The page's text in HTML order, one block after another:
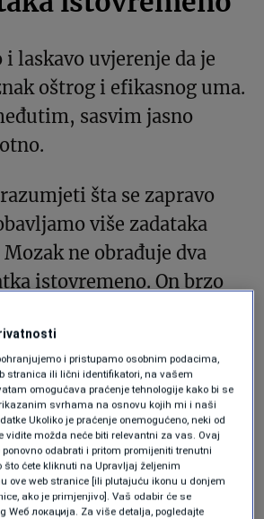
laskavo uvjerenje da je
oštrog i efikasnog uma.
sasvim jasno
šta se zapravo
više zadataka
ne obrađuje dva
istovremeno. On brzo
u pažnji. Zadatak koji ste
ostaje u podsvijesti,
onim na što se pokušavate
Rezultat je vrsta stalne
istraživanja iz 2018.
i pristupamo osobnim podacima,
stranica ili lični identifikatori, na vašem
omogućava praćenje tehnologije kako bi se
svrhama na osnovu kojih mi i naši
Ukoliko je praćenje onemogućeno, neki od
vidite možda neće biti relevantni za vas. Ovaj
odabrati i pritom promijeniti trenutni
što ćete kliknuti na Upravljaj željenim
ove web stranice [ili plutajuću ikonu u donjem
ako je primjenjivo]. Vaš odabir će se
локација. Za više detalja, pogledajte